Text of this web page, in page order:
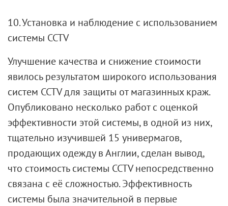
10. Установка и наблюдение с использованием
системы CCTV
Улучшение качества и снижение стоимости
явилось результатом широкого использования
систем CCTV для защиты от магазинных краж.
Опубликовано несколько работ с оценкой
эффективности этой системы, в одной из них,
тщательно изучившей 15 универмагов,
продающих одежду в Англии, сделан вывод,
что стоимость системы CCTV непосредственно
связана с её сложностью. Эффективность
системы была значительной в первые